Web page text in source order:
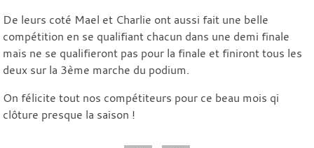
De leurs coté Mael et Charlie ont aussi fait une belle
compétition en se qualifiant chacun dans une demi finale
mais ne se qualifieront pas pour la finale et finiront tous les
deux sur la 3ème marche du podium.
On félicite tout nos compétiteurs pour ce beau mois qi
clôture presque la saison !